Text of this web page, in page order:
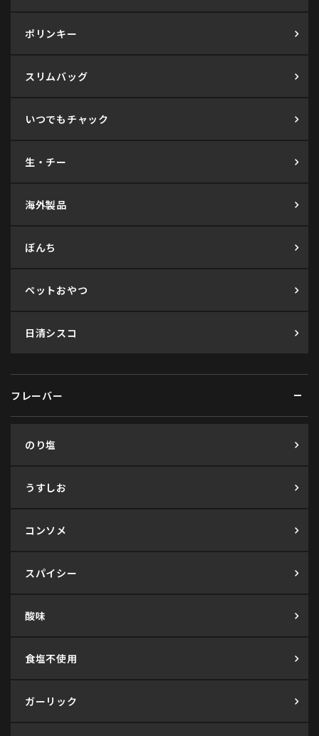
ポリンキー
スリムバッグ
いつでもチャック
生・チー
海外製品
ぼんち
ペットおやつ
日清シスコ
フレーバー
のり塩
うすしお
コンソメ
スパイシー
酸味
食塩不使用
ガーリック